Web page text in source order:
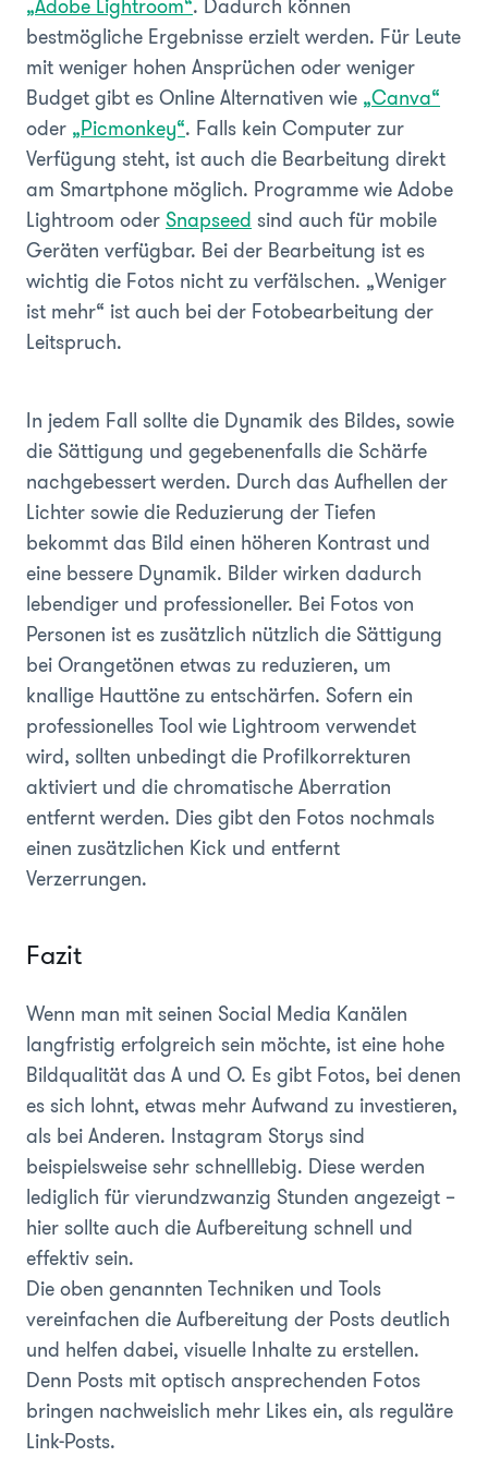
„Adobe Lightroom“. Dadurch können
bestmögliche Ergebnisse erzielt werden. Für Leute
mit weniger hohen Ansprüchen oder weniger
Budget gibt es Online Alternativen wie „Canva“
oder „Picmonkey“. Falls kein Computer zur
Verfügung steht, ist auch die Bearbeitung direkt
am Smartphone möglich. Programme wie Adobe
Lightroom oder Snapseed sind auch für mobile
Geräten verfügbar. Bei der Bearbeitung ist es
wichtig die Fotos nicht zu verfälschen. „Weniger
ist mehr“ ist auch bei der Fotobearbeitung der
Leitspruch.
In jedem Fall sollte die Dynamik des Bildes, sowie
die Sättigung und gegebenenfalls die Schärfe
nachgebessert werden. Durch das Aufhellen der
Lichter sowie die Reduzierung der Tiefen
bekommt das Bild einen höheren Kontrast und
eine bessere Dynamik. Bilder wirken dadurch
lebendiger und professioneller. Bei Fotos von
Personen ist es zusätzlich nützlich die Sättigung
bei Orangetönen etwas zu reduzieren, um
knallige Hauttöne zu entschärfen. Sofern ein
professionelles Tool wie Lightroom verwendet
wird, sollten unbedingt die Profilkorrekturen
aktiviert und die chromatische Aberration
entfernt werden. Dies gibt den Fotos nochmals
einen zusätzlichen Kick und entfernt
Verzerrungen.
Fazit
Wenn man mit seinen Social Media Kanälen
langfristig erfolgreich sein möchte, ist eine hohe
Bildqualität das A und O. Es gibt Fotos, bei denen
es sich lohnt, etwas mehr Aufwand zu investieren,
als bei Anderen. Instagram Storys sind
beispielsweise sehr schnelllebig. Diese werden
lediglich für vierundzwanzig Stunden angezeigt –
hier sollte auch die Aufbereitung schnell und
effektiv sein.
Die oben genannten Techniken und Tools
vereinfachen die Aufbereitung der Posts deutlich
und helfen dabei, visuelle Inhalte zu erstellen.
Denn Posts mit optisch ansprechenden Fotos
bringen nachweislich mehr Likes ein, als reguläre
Link-Posts.